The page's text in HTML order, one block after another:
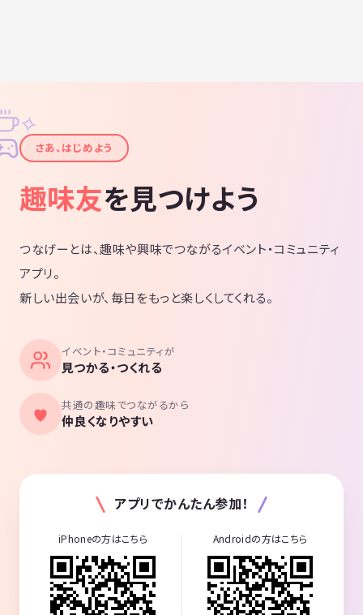
✦
✧
さあ、はじめよう
趣味友を見つけよう
つなげーとは、趣味や興味でつながるイベント・コミュニティ
アプリ。
新しい出会いが、毎日をもっと楽しくしてくれる。
イベント・コミュニティが
見つかる・つくれる
共通の趣味でつながるから
仲良くなりやすい
アプリでかんたん参加！
iPhoneの方はこちら Androidの方はこちら